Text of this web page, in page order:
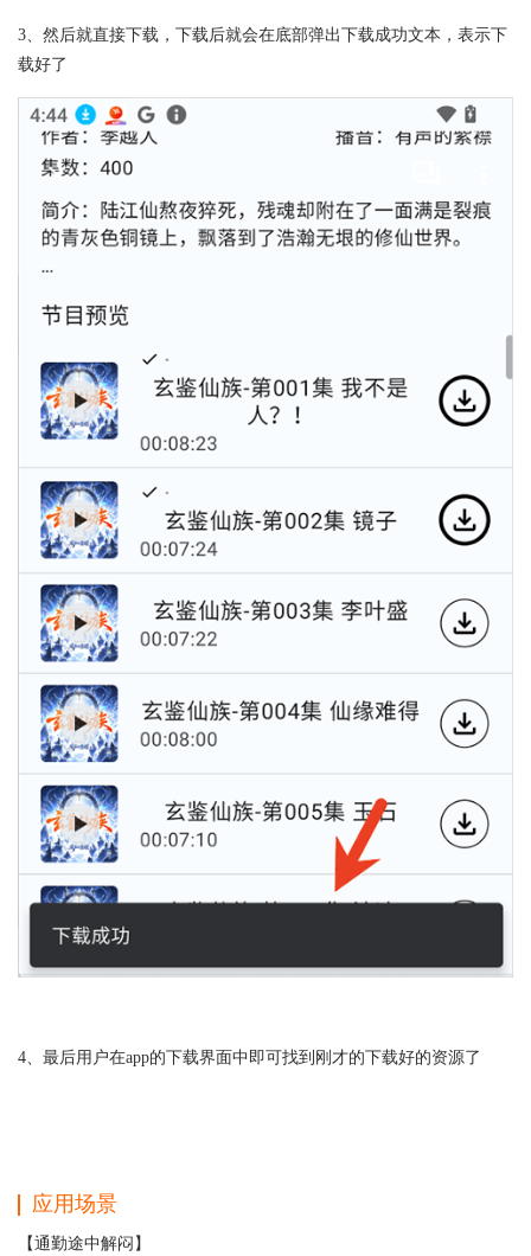
3、然后就直接下载，下载后就会在底部弹出下载成功文本，表示下
载好了
4、最后用户在app的下载界面中即可找到刚才的下载好的资源了
应用场景
【通勤途中解闷】